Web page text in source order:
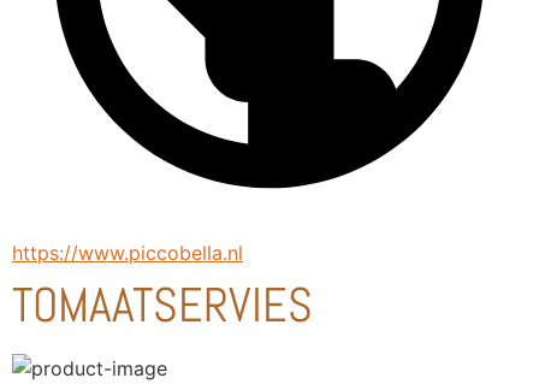
https://www.piccobella.nl
TOMAATSERVIES